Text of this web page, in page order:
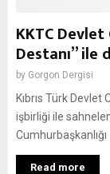
KKTC
Destanı” ile
by Gorgon Dergisi
Kıbrıs Türk
işbirliği ile
Cumhurbaşkanlığı
Read more